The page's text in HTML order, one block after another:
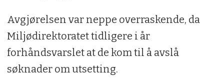
Avgjørelsen var neppe overraskende, da
Miljødirektoratet tidligere i år
forhåndsvarslet at de kom til å avslå
søknader om utsetting.